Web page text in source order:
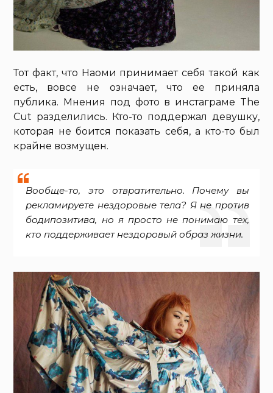
Тот факт, что Наоми принимает себя такой как
есть, вовсе не означает, что ее приняла
публика. Мнения под фото в инстаграме The
Cut разделились. Кто-то поддержал девушку,
которая не боится показать себя, а кто-то был
крайне возмущен.
Вообще-то, это отвратительно. Почему вы
рекламируете нездоровые тела? Я не против
бодипозитива, но я просто не понимаю тех,
кто поддерживает нездоровый образ жизни.